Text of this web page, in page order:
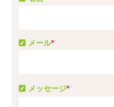
メッセージ*
メール*